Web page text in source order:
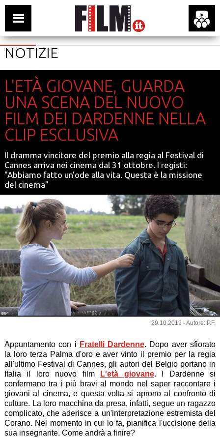
NOTIZIE
L'ETÀ GIOVANE, GUARDA
UNA SCENA DEL NUOVO
FILM DEI DARDENNE NELLA
CLIP ESCLUSIVA
Il dramma vincitore del premio alla regia al Festival di
Cannes arriva nei cinema dal 31 ottobre. I registi:
"Abbiamo fatto un'ode alla vita. Questa è la missione
del cinema"
BIM
29.10.2019 - Autore: P.F.
Appuntamento con i Fratelli Dardenne. Dopo aver sfiorato
la loro terza Palma d'oro e aver vinto il premio per la regia
all'ultimo Festival di Cannes, gli autori del Belgio portano in
Italia il loro nuovo film
L'età giovane. I Dardenne si
confermano tra i più bravi al mondo nel saper raccontare i
giovani al cinema, e questa volta si aprono al confronto di
culture. La loro macchina da presa, infatti, segue un ragazzo
complicato, che aderisce a un'interpretazione estremista del
Corano. Nel momento in cui lo fa, pianifica l'uccisione della
sua insegnante. Come andrà a finire?